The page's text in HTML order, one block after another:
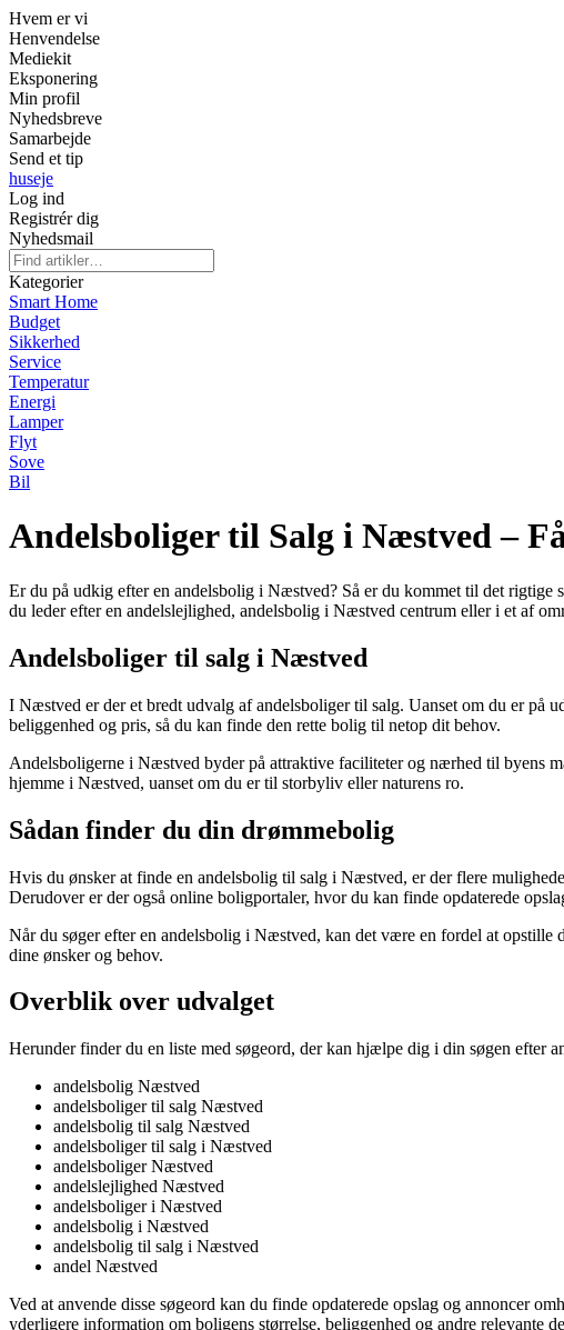
Hvem er vi
Henvendelse
Mediekit
Eksponering
Min profil
Nyhedsbreve
Samarbejde
Send et tip
huseje
Log ind
Registrér dig
Nyhedsmail
Kategorier
Smart Home
Budget
Sikkerhed
Service
Temperatur
Energi
Lamper
Flyt
Sove
Bil
Andelsboliger til Salg i Næstved –
Er du på udkig efter en andelsbolig i Næstved? Så er du kommet til det
du leder efter en andelslejlighed, andelsbolig i Næstved centrum eller i et af
Andelsboliger til salg i Næstved
I Næstved er der et bredt udvalg af andelsboliger til salg. Uanset om du er på
beliggenhed og pris, så du kan finde den rette bolig til netop dit behov.
Andelsboligerne i Næstved byder på attraktive faciliteter og nærhed til byens
hjemme i Næstved, uanset om du er til storbyliv eller naturens ro.
Sådan finder du din drømmebolig
Hvis du ønsker at finde en andelsbolig til salg i Næstved, er der flere
Derudover er der også online boligportaler, hvor du kan finde opdaterede
Når du søger efter en andelsbolig i Næstved, kan det være en fordel at
dine ønsker og behov.
Overblik over udvalget
Herunder finder du en liste med søgeord, der kan hjælpe dig i din søgen efter
andelsbolig Næstved
andelsboliger til salg Næstved
andelsbolig til salg Næstved
andelsboliger til salg i Næstved
andelsboliger Næstved
andelslejlighed Næstved
andelsboliger i Næstved
andelsbolig i Næstved
andelsbolig til salg i Næstved
andel Næstved
Ved at anvende disse søgeord kan du finde opdaterede opslag og annoncer
yderligere information om boligens størrelse, beliggenhed og andre relevante